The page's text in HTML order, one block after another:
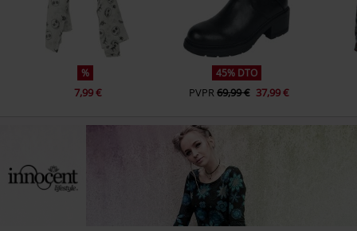
%
7,99 €
45% DTO
PVPR69,99 € 37,99 €